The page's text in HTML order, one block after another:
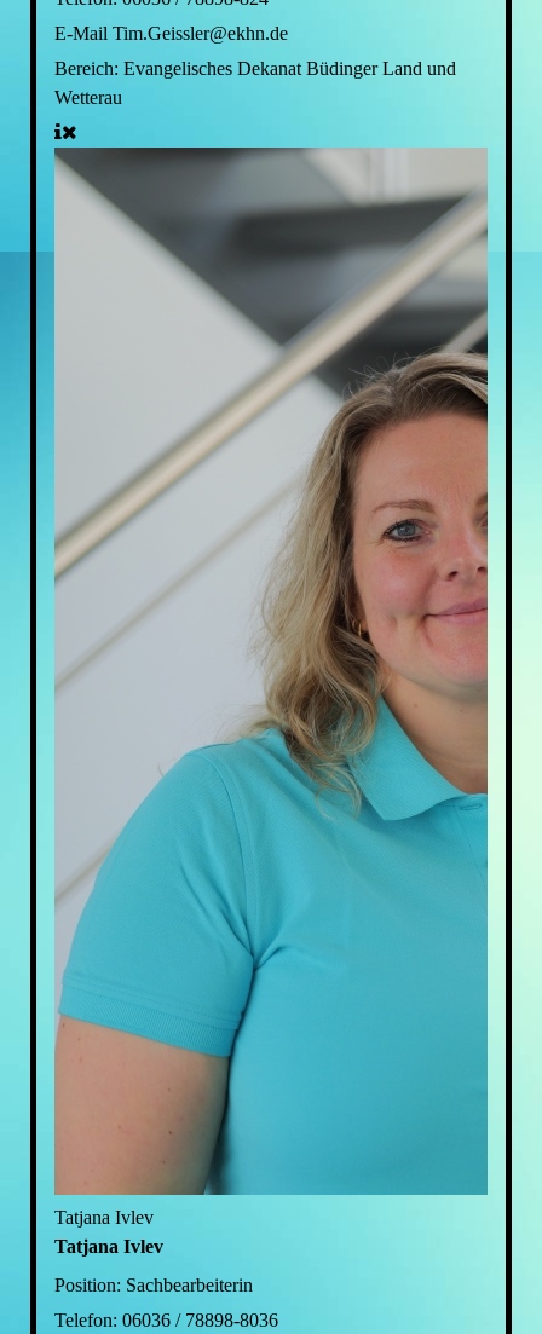
E-Mail Tim.Geissler@ekhn.de
Bereich: Evangelisches Dekanat Büdinger Land und
Wetterau
Tatjana Ivlev
Tatjana Ivlev
Position: Sachbearbeiterin
Telefon: 06036 / 78898-8036